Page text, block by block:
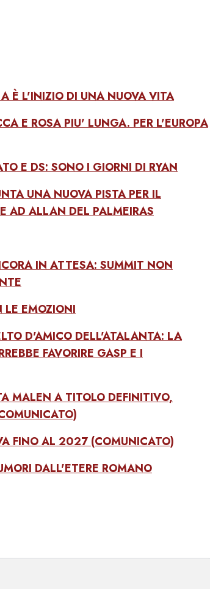
È L'INIZIO DI UNA NUOVA VITA
E ROSA PIU' LUNGA. PER L'EUROPA
E DS: SONO I GIORNI DI RYAN
UNA NUOVA PISTA PER IL
AD ALLAN DEL PALMEIRAS
IN ATTESA: SUMMIT NON
LE EMOZIONI
D'AMICO DELL'ATALANTA: LA
FAVORIRE GASP E I
MALEN A TITOLO DEFINITIVO,
FINO AL 2027 (COMUNICATO)
DALL'ETERE ROMANO